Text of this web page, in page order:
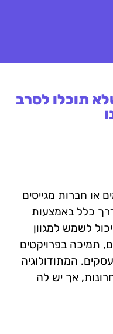
תוכלו לסרב
או חברות מגייסים
כלל באמצעות
לשמש למגוון
תמיכה בפרויקטים
המתודולוגיה
אך יש לה